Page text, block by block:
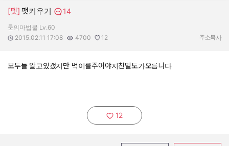
[펫]팻키우기 14
작성자:
룬의마법불 Lv.60
작성일:
2015.02.11 17:08
조회수:
4700
추천수:
12 주소복사
모두들 알고있갰지만 먹이를주어야지친밀도가오름니다
추천하기:
12